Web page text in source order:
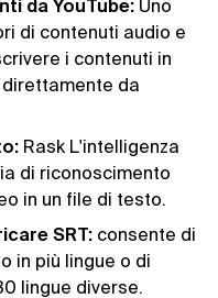
da YouTube: Uno
di contenuti audio e
i contenuti in
da
Rask L'intelligenza
di riconoscimento
in un file di testo.
SRT: consente di
in più lingue o di
lingue diverse.